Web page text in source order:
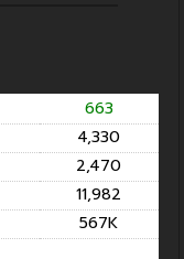
663
4,330
2,470
11,982
567K